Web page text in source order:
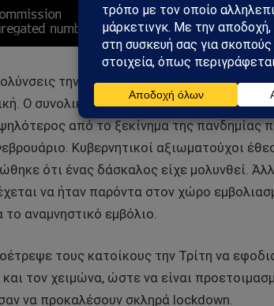
την Τετάρτη,
Ο συνολικός αριθμός κρουσμάτων της
από το ξεκίνημα της πανδημίας
Κυβερνητικοί αξιωματούχοι
ότι ένας δάσκαλος είχε μολυνθεί.
να ήταν παρόντα στον χώρο
αναμνηστικό εμβόλιο.
τους κατοίκους την Τρίτη να
τον χειμώνα, ώστε να είναι
να προκαλέσουν σκληρά lockdown.